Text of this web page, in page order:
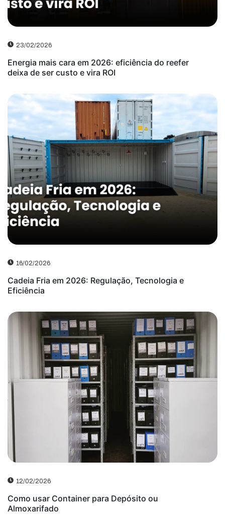
23/02/2026
Energia mais cara em 2026: eficiência do reefer
deixa de ser custo e vira ROI
16/02/2026
Cadeia Fria em 2026: Regulação, Tecnologia e
Eficiência
12/02/2026
Como usar Container para Depósito ou
Almoxarifado